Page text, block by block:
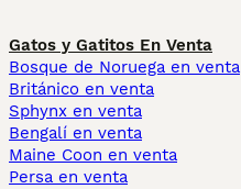
Gatos y Gatitos En Venta
Bosque de Noruega en venta
Británico en venta
Sphynx en venta
Bengalí en venta
Maine Coon en venta
Persa en venta